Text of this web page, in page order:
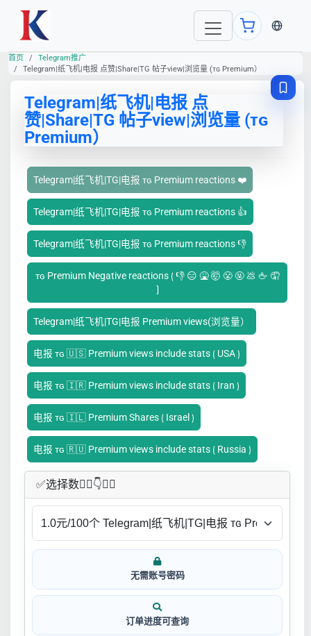
当前语
首页
Telegram推广
Telegram|纸飞机|电报 点赞|Share|TG 帖子view|浏览量 (ᴛɢ Premium）
Telegram|纸飞机|电报 点
赞|Share|TG 帖子view|浏览量 (ᴛɢ
Premium）
Telegram|纸飞机|TG|电报 ᴛɢ Premium reactions ❤️
Telegram|纸飞机|TG|电报 ᴛɢ Premium reactions 👍
Telegram|纸飞机|TG|电报 ᴛɢ Premium reactions 👎
ᴛɢ Premium Negative reactions ⟮ 👎 😑 🤮 🤯 😤 🤬 💩 🖕 🤦
⟯
Telegram|纸飞机|TG|电报 Premium views(浏览量）
电报 ᴛɢ 🇺🇸 Premium views include stats ⟮ USA ⟯
电报 ᴛɢ 🇮🇷 Premium views include stats ⟮ Iran ⟯
电报 ᴛɢ 🇮🇱 Premium Shares ⟮ Israel ⟯
电报 ᴛɢ 🇷🇺 Premium views include stats ⟮ Russia ⟯
✅​选择数👇🏻​​👇👇🏻​​
无需账号密码
订单进度可查询